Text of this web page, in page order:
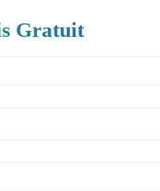
Gratuit